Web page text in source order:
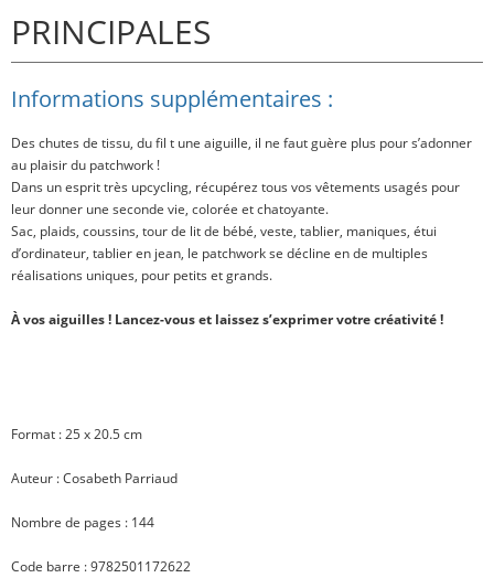
PRINCIPALES
Informations supplémentaires :
Des chutes de tissu, du fil t une aiguille, il ne faut guère plus pour s’adonner
au plaisir du patchwork !
Dans un esprit très upcycling, récupérez tous vos vêtements usagés pour
leur donner une seconde vie, colorée et chatoyante.
Sac, plaids, coussins, tour de lit de bébé, veste, tablier, maniques, étui
d’ordinateur, tablier en jean, le patchwork se décline en de multiples
réalisations uniques, pour petits et grands.
À vos aiguilles ! Lancez-vous et laissez s’exprimer votre créativité !
Format : 25 x 20.5 cm
Auteur : Cosabeth Parriaud
Nombre de pages : 144
Code barre : 9782501172622